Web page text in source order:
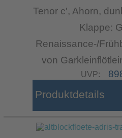
Tenor c', Ahorn,
Klappe:
Renaissance-/
von
UVP:
Produktdetails